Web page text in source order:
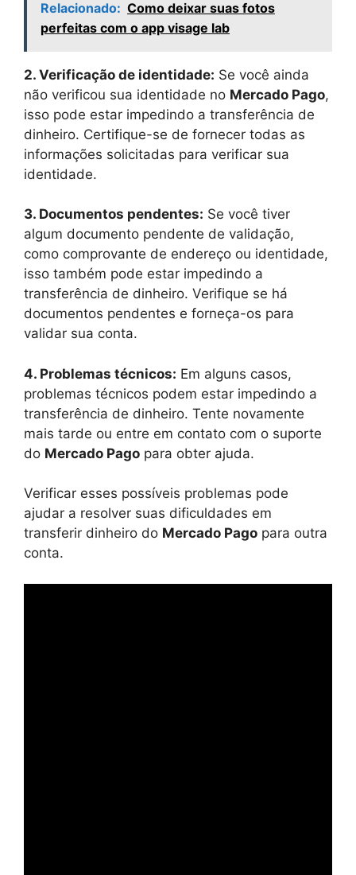
Relacionado: Como deixar suas fotos
perfeitas com o app visage lab
2. Verificação de identidade: Se você ainda
não verificou sua identidade no Mercado Pago,
isso pode estar impedindo a transferência de
dinheiro. Certifique-se de fornecer todas as
informações solicitadas para verificar sua
identidade.
3. Documentos pendentes: Se você tiver
algum documento pendente de validação,
como comprovante de endereço ou identidade,
isso também pode estar impedindo a
transferência de dinheiro. Verifique se há
documentos pendentes e forneça-os para
validar sua conta.
4. Problemas técnicos: Em alguns casos,
problemas técnicos podem estar impedindo a
transferência de dinheiro. Tente novamente
mais tarde ou entre em contato com o suporte
do Mercado Pago para obter ajuda.
Verificar esses possíveis problemas pode
ajudar a resolver suas dificuldades em
transferir dinheiro do Mercado Pago para outra
conta.